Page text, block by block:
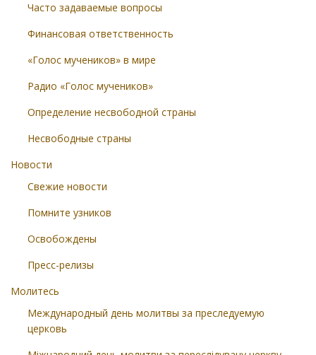
Часто задаваемые вопросы
Финансовая ответственность
«Голос мучеников» в мире
Радио «Голос мучеников»
Определение несвободной страны
Несвободные страны
Новости
Свежие новости
Помните узников
Освобождены
Пресс-релизы
Молитесь
Международный день молитвы за преследуемую
церковь